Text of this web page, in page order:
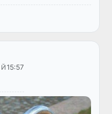
15:57